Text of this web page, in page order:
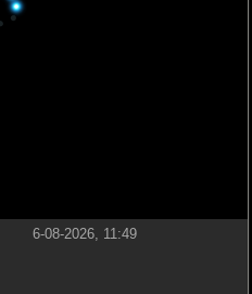
6-08-2026, 11:49